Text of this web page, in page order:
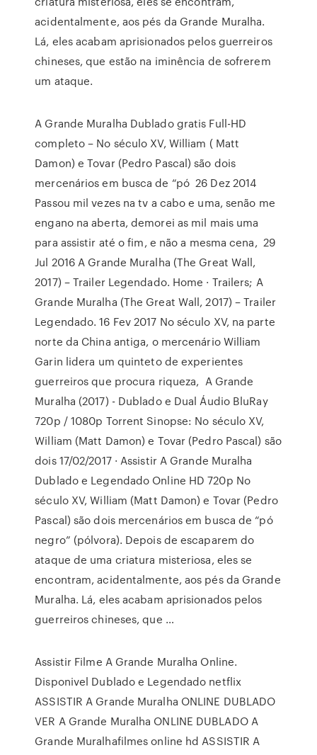
acidentalmente, aos pés da Grande Muralha.
Lá, eles acabam aprisionados pelos guerreiros
chineses, que estão na iminência de sofrerem
um ataque.
A Grande Muralha Dublado gratis Full-HD
completo – No século XV, William ( Matt
Damon) e Tovar (Pedro Pascal) são dois
mercenários em busca de “pó 26 Dez 2014
Passou mil vezes na tv a cabo e uma, senão me
engano na aberta, demorei as mil mais uma
para assistir até o fim, e não a mesma cena, 29
Jul 2016 A Grande Muralha (The Great Wall,
2017) – Trailer Legendado. Home · Trailers; A
Grande Muralha (The Great Wall, 2017) – Trailer
Legendado. 16 Fev 2017 No século XV, na parte
norte da China antiga, o mercenário William
Garin lidera um quinteto de experientes
guerreiros que procura riqueza, A Grande
Muralha (2017) - Dublado e Dual Áudio BluRay
720p / 1080p Torrent Sinopse: No século XV,
William (Matt Damon) e Tovar (Pedro Pascal) são
dois 17/02/2017 · Assistir A Grande Muralha
Dublado e Legendado Online HD 720p No
século XV, William (Matt Damon) e Tovar (Pedro
Pascal) são dois mercenários em busca de “pó
negro” (pólvora). Depois de escaparem do
ataque de uma criatura misteriosa, eles se
encontram, acidentalmente, aos pés da Grande
Muralha. Lá, eles acabam aprisionados pelos
guerreiros chineses, que …
Assistir Filme A Grande Muralha Online.
Disponivel Dublado e Legendado netflix
ASSISTIR A Grande Muralha ONLINE DUBLADO
VER A Grande Muralha ONLINE DUBLADO A
Grande Muralhafilmes online hd ASSISTIR A